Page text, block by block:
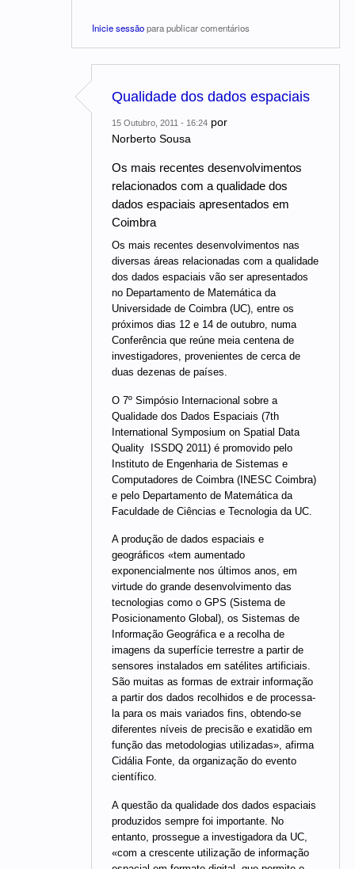
Inicie sessãopara publicar comentários
Qualidade dos dados espaciais
15 Outubro, 2011 - 16:24 por
Norberto Sousa
Os mais recentes desenvolvimentos
relacionados com a qualidade dos
dados espaciais apresentados em
Coimbra
Os mais recentes desenvolvimentos nas
diversas áreas relacionadas com a qualidade
dos dados espaciais vão ser apresentados
no Departamento de Matemática da
Universidade de Coimbra (UC), entre os
próximos dias 12 e 14 de outubro, numa
Conferência que reúne meia centena de
investigadores, provenientes de cerca de
duas dezenas de países.
O 7º Simpósio Internacional sobre a
Qualidade dos Dados Espaciais (7th
International Symposium on Spatial Data
Quality  ISSDQ 2011) é promovido pelo
Instituto de Engenharia de Sistemas e
Computadores de Coimbra (INESC Coimbra)
e pelo Departamento de Matemática da
Faculdade de Ciências e Tecnologia da UC.
A produção de dados espaciais e
geográficos «tem aumentado
exponencialmente nos últimos anos, em
virtude do grande desenvolvimento das
tecnologias como o GPS (Sistema de
Posicionamento Global), os Sistemas de
Informação Geográfica e a recolha de
imagens da superfície terrestre a partir de
sensores instalados em satélites artificiais.
São muitas as formas de extrair informação
a partir dos dados recolhidos e de processa-
la para os mais variados fins, obtendo-se
diferentes níveis de precisão e exatidão em
função das metodologias utilizadas», afirma
Cidália Fonte, da organização do evento
científico.
A questão da qualidade dos dados espaciais
produzidos sempre foi importante. No
entanto, prossegue a investigadora da UC,
«com a crescente utilização de informação